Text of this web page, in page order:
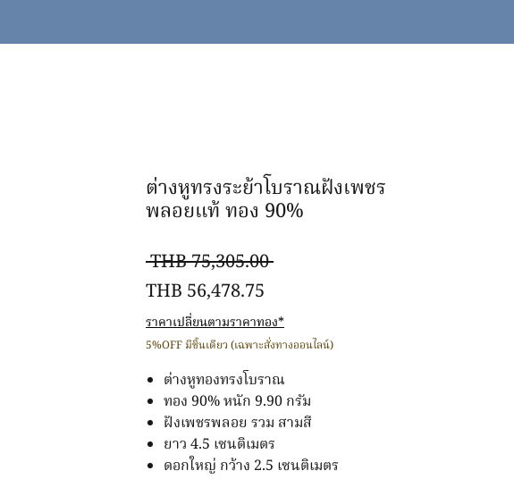
ต่างหูทรงระย้าโบราณฝังเพชร
พลอยแท้ ทอง 90%
THB 75,305.00 Regular
THB 56,478.75
Price
ราคาเปลี่ยนตามราคาทอง*
5%OFF มีชิ้นเดียว (เฉพาะสั่งทางออนไลน์)
ต่างหูทองทรงโบราณ
ทอง 90% หนัก 9.90 กรัม
ฝังเพชรพลอย รวม สามสี
ยาว 4.5 เซนติเมตร
ดอกใหญ่ กว้าง 2.5 เซนติเมตร